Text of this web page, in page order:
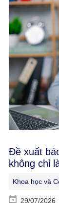
Đề xuất
không chỉ
Khoa học và
29/07/2026